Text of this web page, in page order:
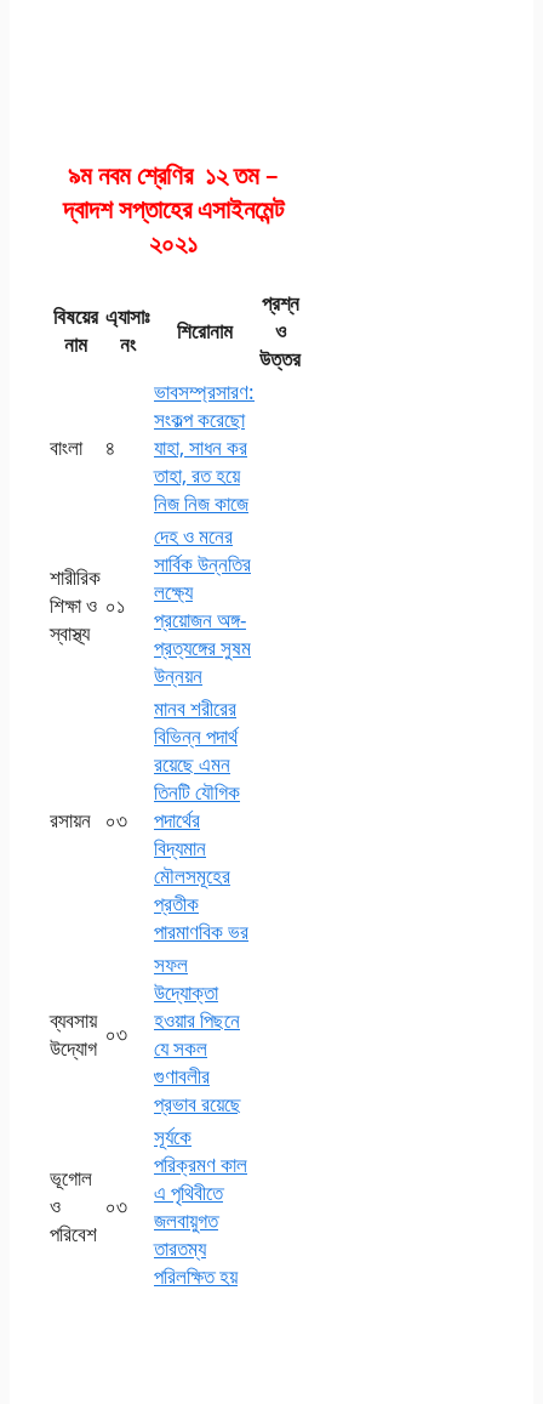
৯ম নবম শ্রেণির ১২ তম –
দ্বাদশ সপ্তাহের এসাইনমেন্ট
২০২১
বিষয়ের
নাম
এ্যাসাঃ
নং
শিরোনাম
প্রশ্ন
ও
উত্তর
বাংলা ৪
ভাবসম্প্রসারণ:
সংকল্প করেছো
যাহা, সাধন কর
তাহা, রত হয়ে
নিজ নিজ কাজে
শারীরিক
শিক্ষা ও
স্বাস্থ্য
০১
দেহ ও মনের
সার্বিক উন্নতির
লক্ষ্যে
প্রয়োজন অঙ্গ-
প্রত্যঙ্গের সুষম
উন্নয়ন
রসায়ন ০৩
মানব শরীরের
বিভিন্ন পদার্থ
রয়েছে এমন
তিনটি যৌগিক
পদার্থের
বিদ্যমান
মৌলসমূহের
প্রতীক
পারমাণবিক ভর
ব্যবসায়
উদ্যোগ
০৩
সফল
উদ্যোক্তা
হওয়ার পিছনে
যে সকল
গুণাবলীর
প্রভাব রয়েছে
ভূগোল
ও
পরিবেশ
০৩
সূর্যকে
পরিক্রমণ কাল
এ পৃথিবীতে
জলবায়ুগত
তারতম্য
পরিলক্ষিত হয়